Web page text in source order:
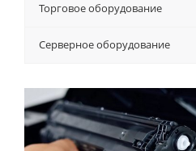
Торговое оборудование
Серверное оборудование